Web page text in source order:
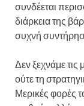
συνδέεται
διάρκεια της
συχνή
Δεν ξεχνάμε
ούτε τη
Μερικές φορές